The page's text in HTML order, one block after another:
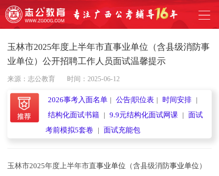
玉林市2025年度上半年市直事业单位（含县级消防事
业单位）公开招聘工作人员面试温馨提示
来源：志公教育 时间：2025-06-12
2026事考入面名单 | 公告|职位表 | 时间安排
|
结构化面试书籍
| 9.9元结构化面试网课 |
面试
考前模拟5套卷
| 面试充能包
玉林市2025年度上半年市直事业单位 （含县级消防事业单位）